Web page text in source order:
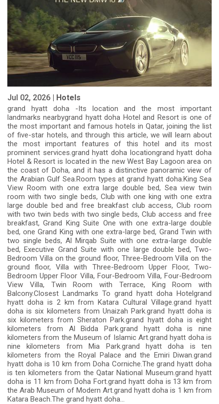
Jul 02, 2026 | Hotels
grand hyatt doha -Its location and the most important
landmarks nearbygrand hyatt doha Hotel and Resort is one of
the most important and famous hotels in Qatar, joining the list
of five-star hotels, and through this article, we will learn about
the most important features of this hotel and its most
prominent services.grand hyatt doha locationgrand hyatt doha
Hotel & Resort is located in the new West Bay Lagoon area on
the coast of Doha, and it has a distinctive panoramic view of
the Arabian Gulf Sea.Room types at grand hyatt doha.King Sea
View Room with one extra large double bed, Sea view twin
room with two single beds, Club with one king with one extra
large double bed and free breakfast club access, Club room
with two twin beds with two single beds, Club access and free
breakfast, Grand King Suite One with one extra-large double
bed, one Grand King with one extra-large bed, Grand Twin with
two single beds, Al Mirqab Suite with one extra-large double
bed, Executive Grand Suite with one large double bed, Two-
Bedroom Villa on the ground floor, Three-Bedroom Villa on the
ground floor, Villa with Three-Bedroom Upper Floor, Two-
Bedroom Upper Floor Villa, Four-Bedroom Villa, Four-Bedroom
View Villa, Twin Room with Terrace, King Room with
Balcony.Closest Landmarks To grand hyatt doha Hotelgrand
hyatt doha is 2 km from Katara Cultural Village.grand hyatt
doha is six kilometers from Unaizah Park.grand hyatt doha is
six kilometers from Sheraton Park.grand hyatt doha is eight
kilometers from Al Bidda Park.grand hyatt doha is nine
kilometers from the Museum of Islamic Art.grand hyatt doha is
nine kilometers from Mia Park.grand hyatt doha is ten
kilometers from the Royal Palace and the Emiri Diwan.grand
hyatt doha is 10 km from Doha Corniche.The grand hyatt doha
is ten kilometers from the Qatar National Museum.grand hyatt
doha is 11 km from Doha Fort.grand hyatt doha is 13 km from
the Arab Museum of Modern Art.grand hyatt doha is 1 km from
Katara Beach.The grand hyatt doha...